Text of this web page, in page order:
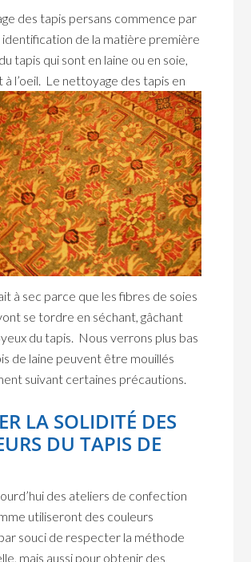
des tapis persans commence par
identification de la matière première
tapis qui sont en laine ou en soie,
à l’oeil. Le nettoyage des tapis en
à sec parce que les fibres de soies
se tordre en séchant, gâchant
du tapis. Nous verrons plus bas
de laine peuvent être mouillés
suivant certaines précautions.
LA SOLIDITÉ DES
DU TAPIS DE
des ateliers de confection
utiliseront des couleurs
souci de respecter la méthode
mais aussi pour obtenir des